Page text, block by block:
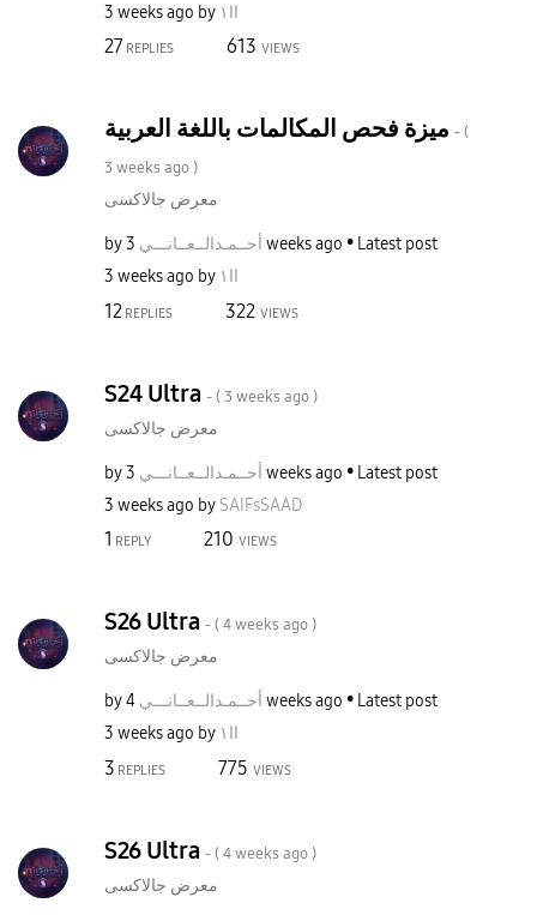
3 weeks ago by اا١
27 REPLIES 613 VIEWS
- (
3 weeks ago )
معرض جالاكسى
by أحــمـدالــعــانـــي 3 weeks ago
Latest post
3 weeks ago by اا١
12 REPLIES 322 VIEWS
S24 Ultra - ( 3 weeks ago )
معرض جالاكسى
by أحــمـدالــعــانـــي 3 weeks ago
Latest post
3 weeks ago by SAIFsSAAD
1 REPLY 210 VIEWS
S26 Ultra - ( 4 weeks ago )
معرض جالاكسى
by أحــمـدالــعــانـــي 4 weeks ago
Latest post
3 weeks ago by اا١
3 REPLIES 775 VIEWS
S26 Ultra - ( 4 weeks ago )
معرض جالاكسى